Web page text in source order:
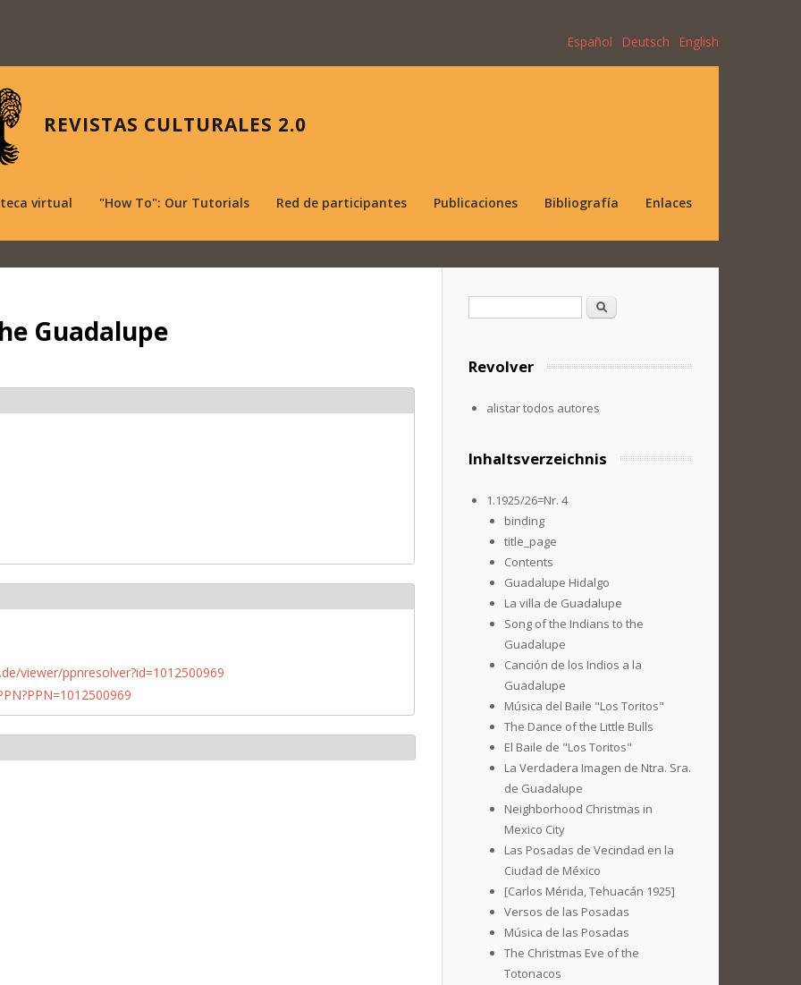
Español Deutsch English
REVISTAS CULTURALES 2.0
virtual "How To": Our Tutorials Red de participantes Publicaciones Bibliografía Enlaces
Guadalupe
viewer/ppnresolver?id=1012500969
Formulario de búsqueda
Buscar
Revolver
alistar todos autores
Inhaltsverzeichnis
1.1925/26=Nr. 4
binding
title_page
Contents
Guadalupe Hidalgo
La villa de Guadalupe
Song of the Indians to the
Guadalupe
Canción de los Indios a la
Guadalupe
Música del Baile "Los Toritos"
The Dance of the Little Bulls
El Baile de "Los Toritos"
La Verdadera Imagen de Ntra. Sra.
de Guadalupe
Neighborhood Christmas in
Mexico City
Las Posadas de Vecindad en la
Ciudad de México
[Carlos Mérida, Tehuacán 1925]
Versos de las Posadas
Música de las Posadas
The Christmas Eve of the
Totonacos